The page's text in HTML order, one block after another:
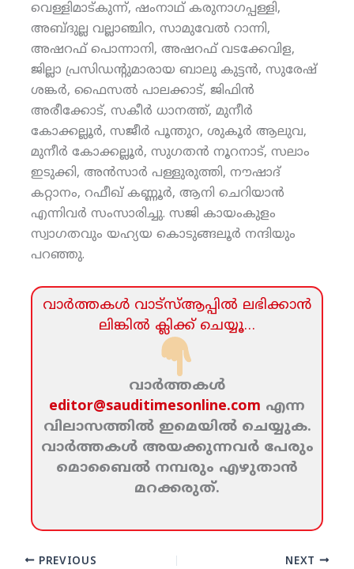
വെള്ളിമാട്കുന്ന്, ഷംനാഥ് കരുനാഗപ്പള്ളി,
അബ്ദുല്ല വല്ലാഞ്ചിറ, സാമുവേല്‍ റാന്നി,
അഷറഫ് പൊന്നാനി, അഷറഫ് വടക്കേവിള,
ജില്ലാ പ്രസിഡന്റുമാരായ ബാലു കുട്ടന്‍, സുരേഷ്
ശങ്കര്‍, ഫൈസല്‍ പാലക്കാട്, ജിഫിന്‍
അരീക്കോട്, സകീര്‍ ധാനത്ത്, മുനീര്‍
കോക്കല്ലൂര്‍, സജീര്‍ പൂന്തുറ, ശുകൂര്‍ ആലുവ,
മുനീര്‍ കോക്കല്ലൂര്‍, സുഗതന്‍ നൂറനാട്, സലാം
ഇടുക്കി, അന്‍സാര്‍ പള്ളുരുത്തി, നൗഷാദ്
കറ്റാനം, റഫീഖ് കണ്ണൂര്‍, ആനി ചെറിയാന്‍
എന്നിവര്‍ സംസാരിച്ചു. സജി കായംകുളം
സ്വാഗതവും യഹ്യയ കൊടുങ്ങലൂര്‍ നന്ദിയും
പറഞ്ഞു.
വാര്‍ത്തകള്‍ വാട്‌സ്‌ആപ്പില്‍ ലഭിക്കാന്‍
ലിങ്കില്‍ ക്ലിക്ക്‌ ചെയ്യൂ…
വാര്‍ത്തകള്‍
editor@sauditimesonline.com എന്ന
വിലാസത്തില്‍ ഇമെയില്‍ ചെയ്യുക.
വാര്‍ത്തകള്‍ അയക്കുന്നവര്‍ പേരും
മൊബൈല്‍ നമ്പരും എഴുതാന്‍
മറക്കരുത്‌.
PREVIOUS NEXT